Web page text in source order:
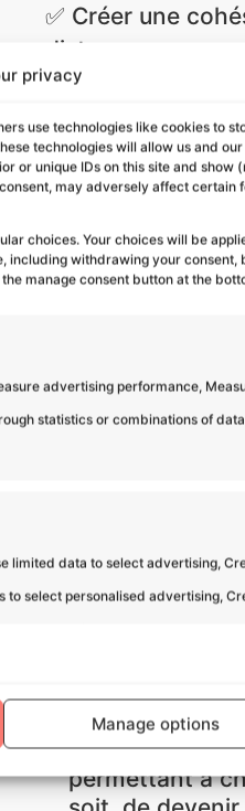
privacy
use technologies like cookies to
technologies will allow us and
or unique IDs on this site and show
may adversely affect certain
choices. Your choices will be
including withdrawing your consent,
manage consent button at the
advertising performance,
statistics or combinations of
limited data to select advertising,
to select personalised advertising,
Link different devices,
automatically.
Manage options
✅ Créer une
distance
✅Générer un
à travers une
✅ Produire un
et externe
moteur
Parce que votre
somme de
pixel d’une
votre identité
👍 Intégration
Inclusivité
distances et
permettant à